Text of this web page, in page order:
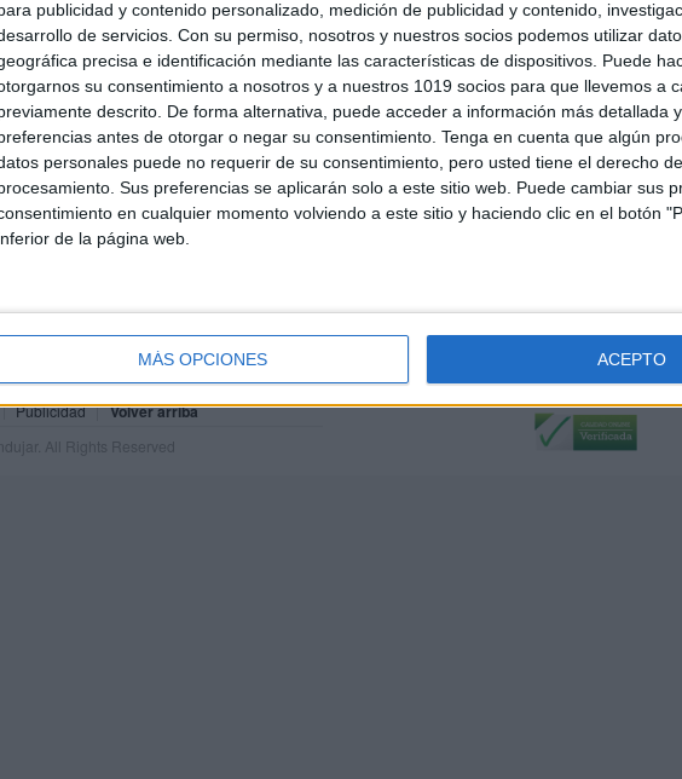
publicidad y contenido personalizado, medición de publicidad y contenido,
de servicios. Con su permiso, nosotros y nuestros socios podemos utilizar
precisa e identificación mediante las características de dispositivos. Puede
su consentimiento a nosotros y a nuestros 1019 socios para que llevemos a
descrito. De forma alternativa, puede acceder a información más detallada
antes de otorgar o negar su consentimiento. Tenga en cuenta que algún
personales puede no requerir de su consentimiento, pero usted tiene el derecho
Sus preferencias se aplicarán solo a este sitio web. Puede cambiar sus
en cualquier momento volviendo a este sitio y haciendo clic en el botón
de la página web.
MÁS OPCIONES ACEPTO
Publicidad Volver arriba
All Rights Reserved